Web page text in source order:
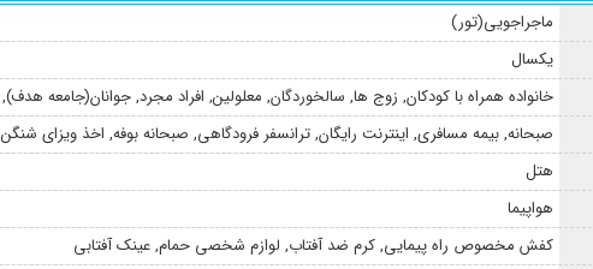
ماجراجویی(تور)
یکسال
خانواده همراه با کودکان, زوج ها, سالخوردگان, معلولین, افراد مجرد, جوانان(جامعه هدف),
صبحانه, بیمه مسافری, اینترنت رایگان, ترانسفر فرودگاهی, صبحانه بوفه, اخذ ویزای شنگن
هتل
هواپیما
کفش مخصوص راه پیمایی, کرم ضد آفتاب, لوازم شخصی حمام, عینک آفتابی